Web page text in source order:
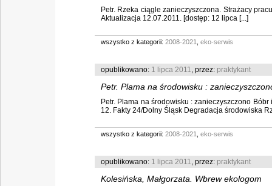
Petr. Rzeka ciągle zanieczyszczona. Strażacy
Aktualizacja 12.07.2011. [dostęp: 12 lipca [...]
wszystko z kategorii: 2008-2021 eko-serwis
opublikowano: 1 lipca 2011, przez: praktykant
Petr. Plama na środowisku :
Petr. Plama na środowisku : zanieczyszczono
12. Fakty 24/Dolny Śląsk Degradacja środowiska
wszystko z kategorii: 2008-2021 eko-serwis
opublikowano: 1 lipca 2011, przez: praktykant
Kolesińska, Małgorzata. Wbrew ekologom